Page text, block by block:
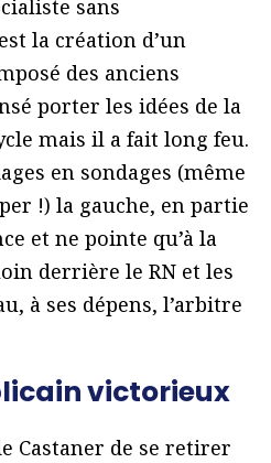
sans
la création d’un
des anciens
porter les idées de la
mais il a fait long feu.
en sondages (même
!) la gauche, en partie
et ne pointe qu’à la
derrière le RN et les
à ses dépens, l’arbitre
victorieux
Castaner de se retirer